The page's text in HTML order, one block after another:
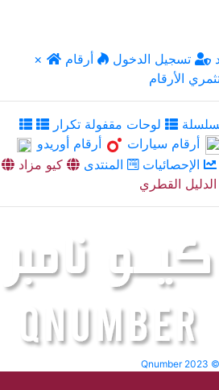
× تسجيل الدخول
أرقام
الأرقام
لوحات مقفولة تكرار
أرقام سيارات
أرقام أوريدو
الإحصائيات المنتدى
كيو مزاد
الدليل القطري
Qnumber 2023 ©